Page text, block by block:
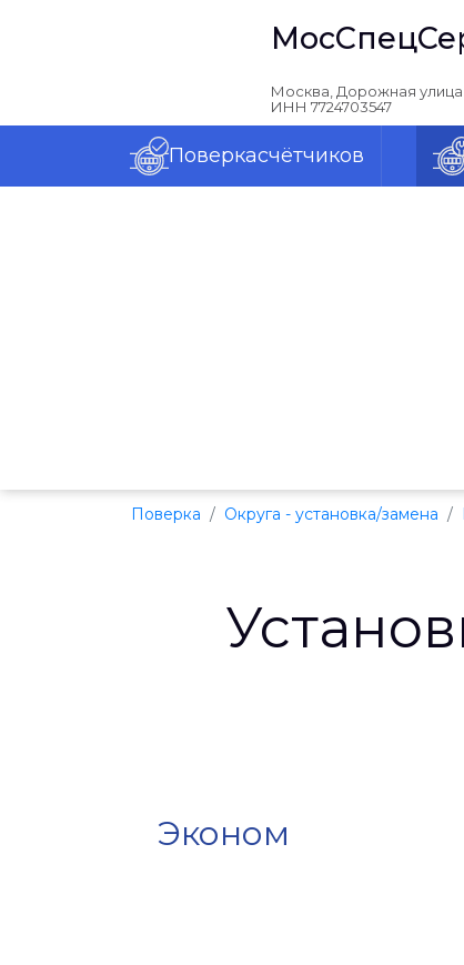
Москва, Дорожная улица
ИНН 7724703547
Поверкасчётчиков
Поверка Округа - установка/замена
Эконом